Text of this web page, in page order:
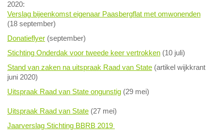
2020:
Verslag bijeenkomst eigenaar Paasbergflat met omwonenden
(18 september)
Donatieflyer (september)
Stichting Onderdak voor tweede keer vertrokken (10 juli)
Stand van zaken na uitspraak Raad van State (artikel wijkkrant
juni 2020)
Uitspraak Raad van State ongunstig (29 mei)
Uitspraak Raad van State (27 mei)
Jaarverslag Stichting BBRB 2019